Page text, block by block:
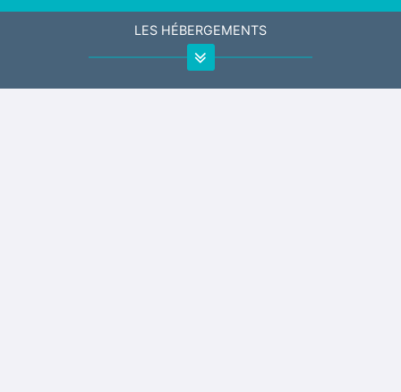
LES HÉBERGEMENTS